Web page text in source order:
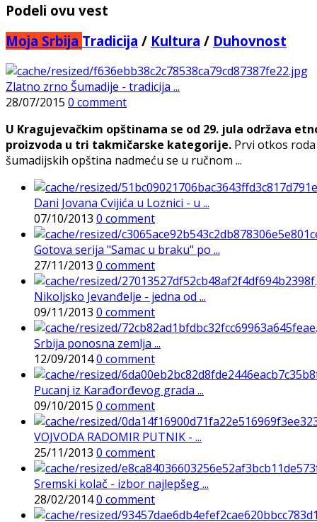
Podeli ovu vest
Moja Srbija Tradicija / Kultura / Duhovnost
Zlatno zrno Šumadije - tradicija ...
28/07/2015 0 comment
U Kragujevačkim opštinama se od 29. jula održava
proizvoda u tri takmičarske kategorije. Prvi otkos
šumadijskih opština nadmeću se u ručnom ...
Dani Jovana Cvijića u Loznici - u ...
07/10/2013 0 comment
Gotova serija "Samac u braku" po ...
27/11/2013 0 comment
Nikoljsko Jevanđelje - jedna od ...
09/11/2013 0 comment
Srbija ponosna zemlja ...
12/09/20140 comment
Pucаnj iz Karađorđevog grada ...
09/10/2015 0 comment
VOJVODA RADOMIR PUTNIK - ...
25/11/2013 0 comment
Sremski kolač - izbor najlepšeg ...
28/02/20140 comment